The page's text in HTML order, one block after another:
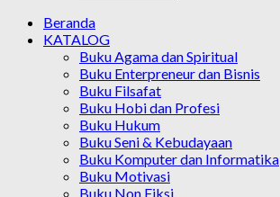
Beranda
KATALOG
Buku Agama dan Spiritual
Buku Enterpreneur dan Bisnis
Buku Filsafat
Buku Hobi dan Profesi
Buku Hukum
Buku Seni & Kebudayaan
Buku Komputer dan Informatika
Buku Motivasi
Buku Non Fiksi